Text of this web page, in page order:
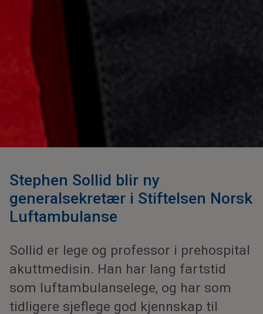
Stephen Sollid blir ny
generalsekretær i Stiftelsen Norsk
Luftambulanse
Sollid er lege og professor i prehospital
akuttmedisin. Han har lang fartstid
som luftambulanselege, og har som
tidligere sjeflege god kjennskap til